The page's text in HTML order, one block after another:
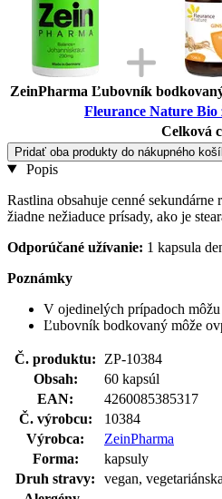
ZeinPharma Ľubovník
Fleurance Nature Bio
Celková
Pridať oba produkty do nákupného
Popis
Rastlina obsahuje cenné
žiadne nežiaduce prísady, ako je
Odporúčané užívanie: 1 kapsula
Poznámky
V ojedinelých prípadoch
Ľubovník bodkovaný môže
Č. produktu:
ZP-10384
Obsah:
60 kapsúl
EAN:
4260085385317
Č. výrobcu:
10384
Výrobca:
ZeinPharma
Forma:
kapsuly
Druh stravy:
vegan,